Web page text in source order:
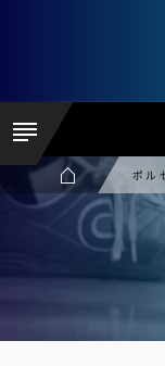
ポル